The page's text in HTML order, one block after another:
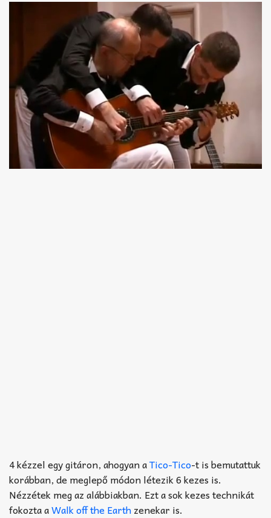
Improvizáció
4 kézzel egy gitáron, ahogyan aTico-Tico-t is bemutattuk
korábban, de meglepő módon létezik 6 kezes is.
Nézzétek meg az alábbiakban. Ezt a sok kezes technikát
fokozta aWalk off the Earthzenekar is.